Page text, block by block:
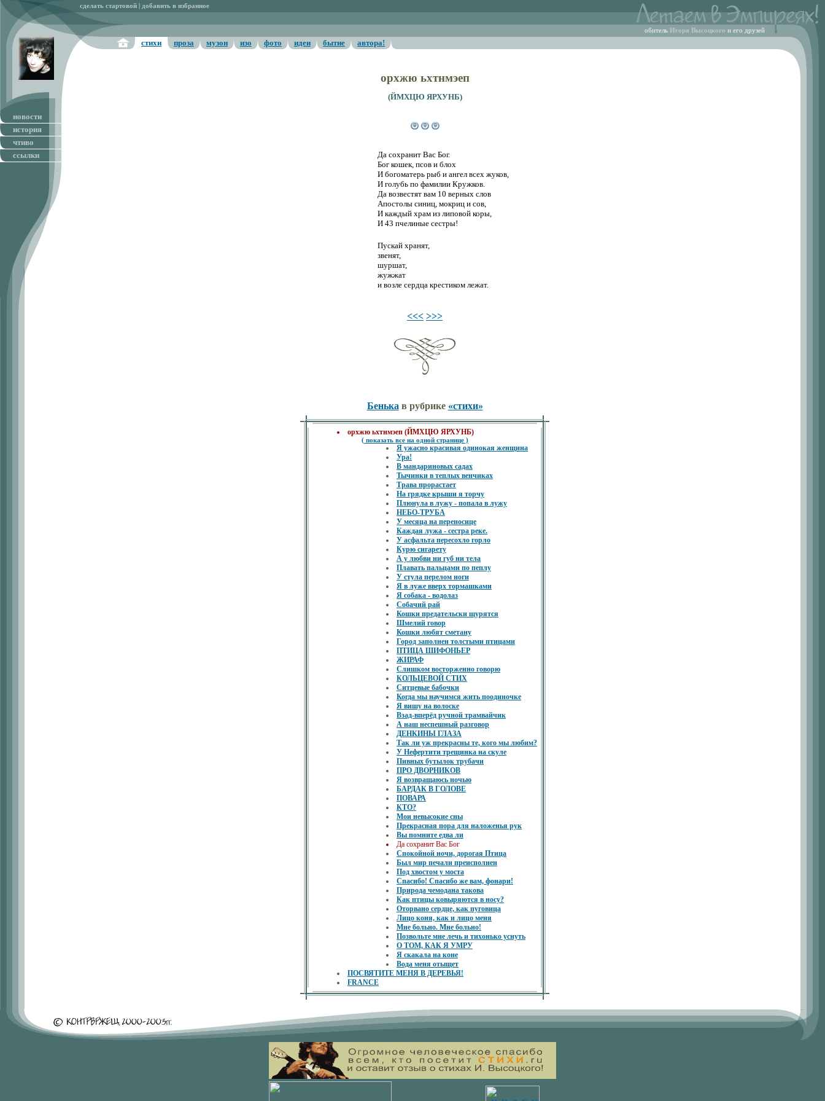
сделать стартовой добавить в избранное
обитель Игоря Высоцкого и его друзей
стихи проза музон изо фото идеи бытие автора!
новости
история
чтиво
ссылки
орхжю ьхтнмэеп
(ЙМХЦЮ ЯРХУНБ)
Да сохранит Вас Бог.
Бог кошек, псов и блох
И богоматерь рыб и ангел всех жуков,
И голубь по фамилии Кружков.
Да возвестят вам 10 верных слов
Апостолы синиц, мокриц и сов,
И каждый храм из липовой коры,
И 43 пчелиные сестры!
Пускай хранят,
звенят,
шуршат,
жужжат
и возле сердца крестиком лежат.
<<< >>>
Бенька в рубрике «стихи»
орхжю ьхтнмэеп (ЙМХЦЮ ЯРХУНБ)
( показать все на одной странице )
Я ужасно красивая одинокая женщина
Ура!
В мандариновых садах
Тычинки в теплых венчиках
Трава прорастает
На грядке крыши я торчу
Плюнула в лужу - попала в лужу
НЕБО-ТРУБА
У месяца на переносице
Каждая лужа - сестра реке.
У асфальта пересохло горло
Курю сигарету
А у любви ни губ ни тела
Плавать пальцами по пеплу
У стула перелом ноги
Я в луже вверх тормашками
Я собака - водолаз
Собачий рай
Кошки предательски щурятся
Шмелий говор
Кошки любят сметану
Город заполнен толстыми птицами
ПТИЦА ШИФОНЬЕР
ЖИРАФ
Слишком восторженно говорю
КОЛЬЦЕВОЙ СТИХ
Ситцевые бабочки
Когда мы научимся жить поодиночке
Я вишу на волоске
Взад-вперёд ручной трамвайчик
А наш неспешный разговор
ДЕНКИНЫ ГЛАЗА
Так ли уж прекрасны те, кого мы любим?
У Нефертити трещинка на скуле
Пивных бутылок трубачи
ПРО ДВОРНИКОВ
Я возвращаюсь ночью
БАРДАК В ГОЛОВЕ
ПОВАРА
КТО?
Мои невысокие сны
Прекрасная пора для наложенья рук
Вы помните едва ли
Да сохранит Вас Бог
Спокойной ночи, дорогая Птица
Был мир печали преисполнен
Под хвостом у моста
Спасибо! Спасибо же вам, фонари!
Природа чемодана такова
Как птицы ковыряются в носу?
Оторвано сердце, как пуговица
Лицо коня, как и лицо меня
Мне больно. Мне больно!
Позвольте мне лечь и тихонько уснуть
О ТОМ, КАК Я УМРУ
Я скакала на коне
Вода меня отыщет
ПОСВЯТИТЕ МЕНЯ В ДЕРЕВЬЯ!
FRANCE